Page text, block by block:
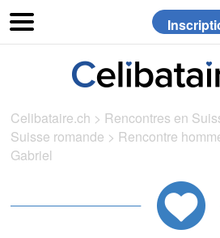
Celibataire.ch > Rencontres en
Suisse romande > Rencontre
Gabriel